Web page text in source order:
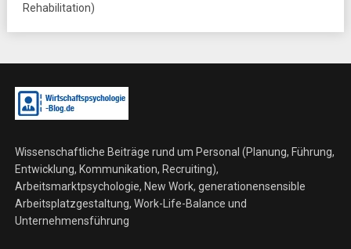
Rehabilitation)
Wissenschaftliche Beiträge rund um Personal (Planung, Führung,
Entwicklung, Kommunikation, Recruiting),
Arbeitsmarktpsychologie, New Work, generationensensible
Arbeitsplatzgestaltung, Work-Life-Balance und
Unternehmensführung